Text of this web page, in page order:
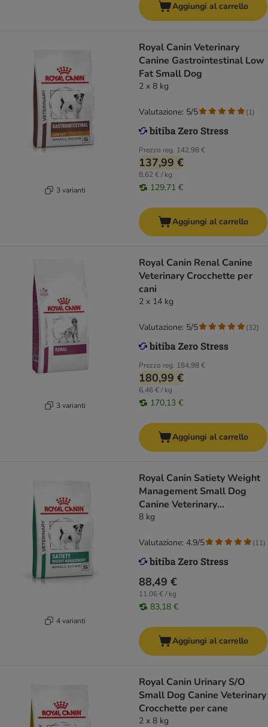
Aggiungi al carrello
3 varianti
Royal Canin Veterinary
Canine Gastrointestinal Low
Fat Small Dog
2 x 8 kg
Prezzo reg. 142,98 €
137,99 €
8,62 € / kg
129,71 €
Valutazione: 5/5 (1)
Aggiungi al carrello
3 varianti
Royal Canin Renal Canine
Veterinary Crocchette per
cani
2 x 14 kg
Prezzo reg. 184,98 €
180,99 €
6,46 € / kg
170,13 €
Valutazione: 5/5 (32)
Aggiungi al carrello
4 varianti
Royal Canin Satiety Weight
Management Small Dog
Canine Veterinary
Crocchette per cani
8 kg
88,49 €
11,06 € / kg
83,18 €
Valutazione: 4.9/5 (11)
Aggiungi al carrello
Royal Canin Urinary S/O
Small Dog Canine Veterinary
Crocchette per cane
2 x 8 kg